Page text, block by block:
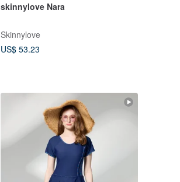
skinnylove Nara
Skinnylove
US$ 53.23